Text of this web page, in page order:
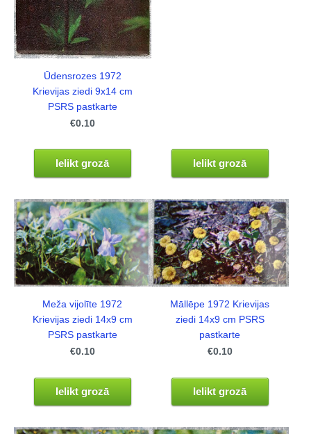
Ūdensrozes 1972
Krievijas ziedi 9x14 cm
PSRS pastkarte
€0.10
Ielikt grozā Ielikt grozā
Meža vijolīte 1972
Krievijas ziedi 14x9 cm
PSRS pastkarte
€0.10
Ielikt grozā
Māllēpe 1972 Krievijas
ziedi 14x9 cm PSRS
pastkarte
€0.10
Ielikt grozā